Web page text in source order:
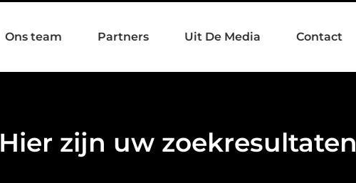
Ons team Partners Uit De Media Contact
Hier zijn uw zoekresultaten